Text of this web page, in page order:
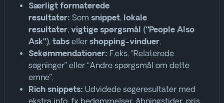
Særligt formaterede
resultater: Som snippet, lokale
resultater, vigtige spørgsmål (“People Also
Ask”), tabs eller shopping-vinduer.
Sekømmendationer: F.eks. “Relaterede
søgninger” eller “Andre spørgsmål om dette
emne”.
Rich snippets: Udvidede søgeresultater med